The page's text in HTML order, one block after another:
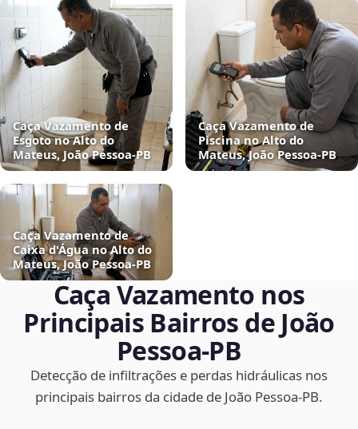
Caça Vazamento de
Esgoto no Alto do
Mateus, João Pessoa‑PB
Caça Vazamento de
Piscina no Alto do
Mateus, João Pessoa‑PB
Caça Vazamento de
Caixa d'Água no Alto do
Mateus, João Pessoa‑PB
Caça Vazamento nos
Principais Bairros de João
Pessoa‑PB
Detecção de infiltrações e perdas hidráulicas nos
principais bairros da cidade de João Pessoa‑PB.